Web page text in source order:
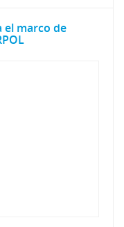
el marco de